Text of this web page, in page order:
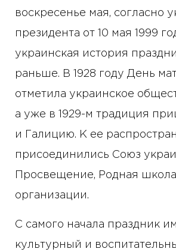
воскресенье мая, согласно
президента от 10 мая 1999
украинская история
раньше. В 1928 году День
отметила украинское
а уже в 1929-м традиция
и Галицию. К ее
присоединились Союз
Просвещение, Родная
организации.
С самого начала праздник
культурный и